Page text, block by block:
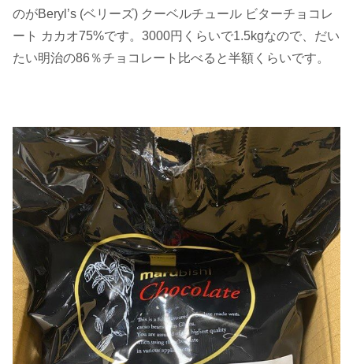
のがBeryl’s (ベリーズ) クーベルチュール ビターチョコレ
ート カカオ75%です。3000円くらいで1.5kgなので、だい
たい明治の86％チョコレート比べると半額くらいです。